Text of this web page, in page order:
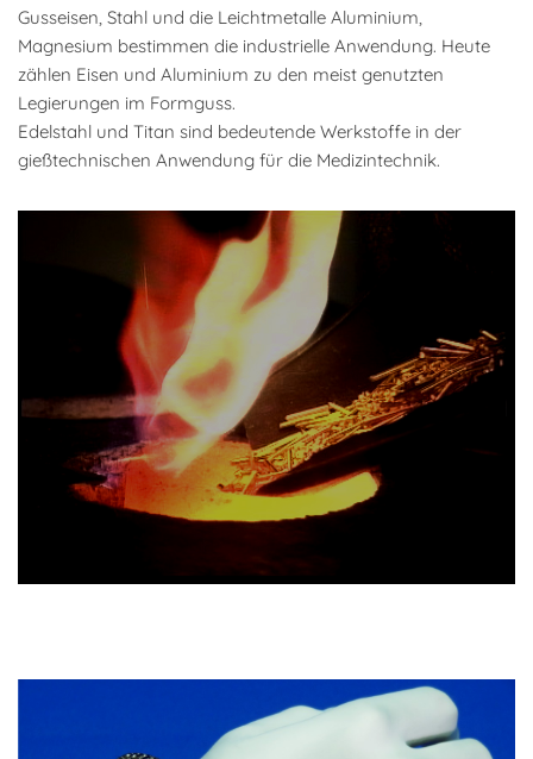
Gusseisen, Stahl und die Leichtmetalle Aluminium,
Magnesium bestimmen die industrielle Anwendung. Heute
zählen Eisen und Aluminium zu den meist genutzten
Legierungen im Formguss.
Edelstahl und Titan sind bedeutende Werkstoffe in der
gießtechnischen Anwendung für die Medizintechnik.